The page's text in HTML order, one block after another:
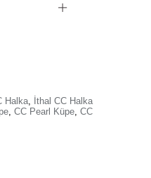
Halka, İthal CC Halka
, CC Pearl Küpe, CC